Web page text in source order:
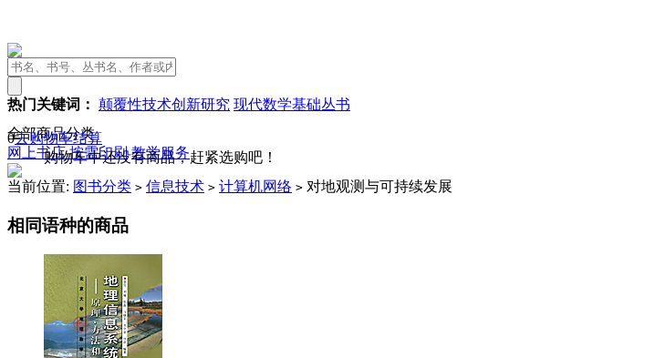
热门关键词： 颠覆性技术创新研究 现代数学基础丛书
0去购物车结算
购物车中还没有商品，赶紧选购吧！
全部商品分类
网上书店按需印刷 教学服务
当前位置: 图书分类 > 信息技术 > 计算机网络 > 对地观测与可持续发展
相同语种的商品